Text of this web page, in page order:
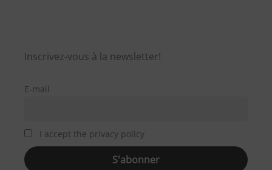
Inscrivez-vous à la newsletter!
E-mail
I accept the privacy policy